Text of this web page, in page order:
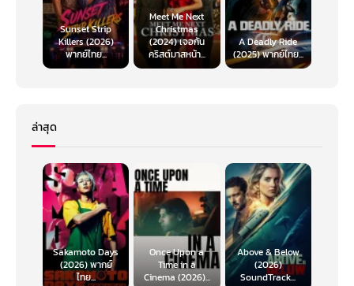
Sunset Strip
Killers (2026)
พากย์ไทย...
Meet Me Next
Christmas
(2024) เจอกัน
คริสต์มาสหน้า...
A Deadly Ride
(2025) พากย์ไทย...
ล่าสุด
Sakamoto Days
(2026) พากย์
ไทย...
Once Upon a
Time in a
Cinema (2026)...
Above & Below
(2026)
SoundTrack...